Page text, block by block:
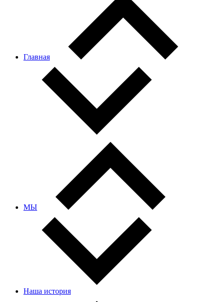
Главная
МЫ
Наша история